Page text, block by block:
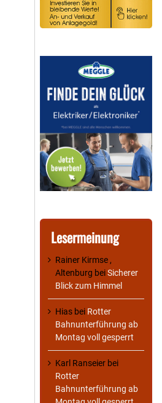
Lesermeinung
Rainer Kirmse ,
Altenburg beiSicherer
Blick zum Himmel
Hias bei Rotter
Bahnunterführung ab
Montag voll gesperrt
Karl Ranseier bei
Rotter
Bahnunterführung ab